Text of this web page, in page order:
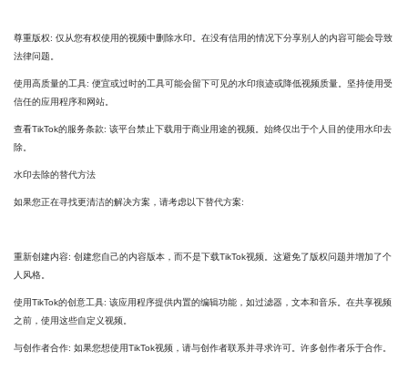
尊重版权: 仅从您有权使用的视频中删除水印。在没有信用的情况下分享别人的内容可能会导致
法律问题。
使用高质量的工具: 便宜或过时的工具可能会留下可见的水印痕迹或降低视频质量。坚持使用受
信任的应用程序和网站。
查看TikTok的服务条款: 该平台禁止下载用于商业用途的视频。始终仅出于个人目的使用水印去
除。
水印去除的替代方法
如果您正在寻找更清洁的解决方案，请考虑以下替代方案:
重新创建内容: 创建您自己的内容版本，而不是下载TikTok视频。这避免了版权问题并增加了个
人风格。
使用TikTok的创意工具: 该应用程序提供内置的编辑功能，如过滤器，文本和音乐。在共享视频
之前，使用这些自定义视频。
与创作者合作: 如果您想使用TikTok视频，请与创作者联系并寻求许可。许多创作者乐于合作。